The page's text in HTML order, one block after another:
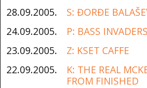
28.09.2005.
S: ĐORĐE
24.09.2005.
P: BASS INVADERS
23.09.2005.
Z: KSET CAFFE
22.09.2005.
K: THE REAL
FROM FINISHED